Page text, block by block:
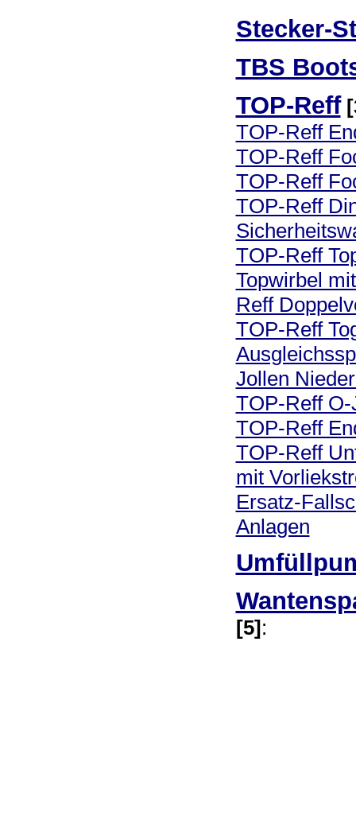
Stecker-
TBS
TOP-Reff
TOP-Reff
TOP-Reff
TOP-Reff
TOP-Reff
TOP-Reff
Topwirbel
Reff
TOP-Reff
Jollen
TOP-Reff
TOP-Reff
TOP-Reff
mit
Ersatz-
Anlagen
[5]: